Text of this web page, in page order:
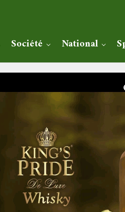
Société National